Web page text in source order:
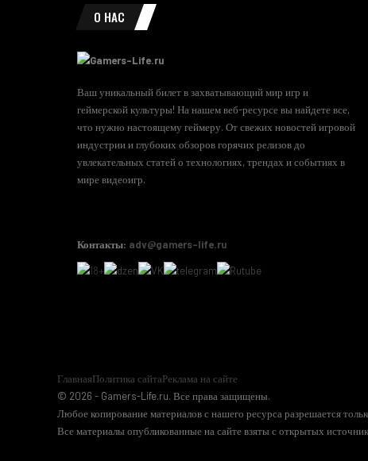
О НАС
Ваш уникальный билет в захватывающий мир игр и
геймерской культуры! На нашем веб-ресурсе вы найдете все,
что нужно настоящему геймеру. От свежих новостей игровой
индустрии и глубоких обзоров горячих релизов до
увлекательных статей о технологиях, трендах и событиях в
мире видеоигр.
Контакты: adv@gamers-life.ru
ГлавнаяПолитика сайтаРеклама на сайте
© 2026 - Gamers-Life.ru. Все права защищены.
Любое копирование материалов с нашего ресурса разрешается
Все материалы опубликованные на сайте взяты с открытых